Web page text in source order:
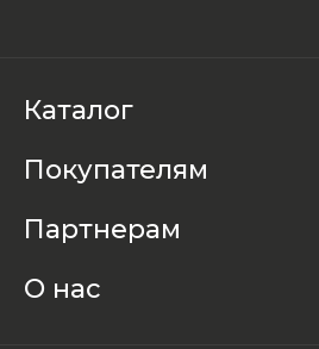
Каталог
Покупателям
Партнерам
О нас